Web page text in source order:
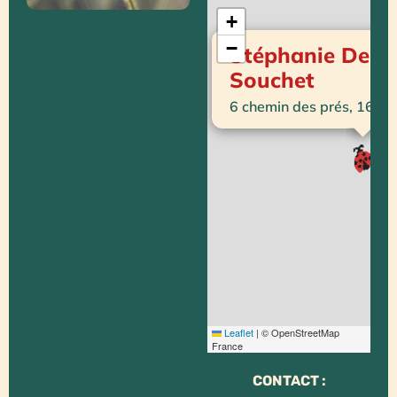
Stéphanie
Souchet
6 chemin des prés,
+
−
Leaflet | © OpenStreetMap
France
CONTACT :